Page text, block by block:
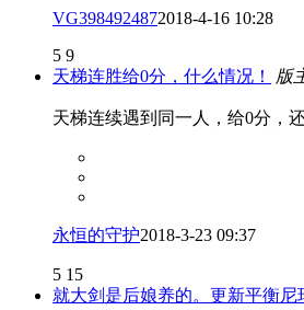
VG3984924872018-4-16 10:28
5 9
天梯连胜给0分，什么情况！
版
天梯连续遇到同一人，给0分，
永恒的守护2018-3-23 09:37
5 15
就大剑是后娘养的。更新平衡尼